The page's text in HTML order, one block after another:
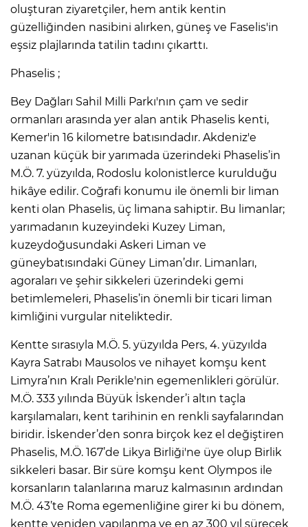
oluşturan ziyaretçiler, hem antik kentin
güzelliğinden nasibini alırken, güneş ve Faselis'in
eşsiz plajlarında tatilin tadını çıkarttı.
Phaselis ;
Bey Dağları Sahil Milli Parkı'nın çam ve sedir
ormanları arasında yer alan antik Phaselis kenti,
Kemer'in 16 kilometre batısındadır. Akdeniz'e
uzanan küçük bir yarımada üzerindeki Phaselis’in
M.Ö. 7. yüzyılda, Rodoslu kolonistlerce kurulduğu
hikâye edilir. Coğrafi konumu ile önemli bir liman
kenti olan Phaselis, üç limana sahiptir. Bu limanlar;
yarımadanın kuzeyindeki Kuzey Liman,
kuzeydoğusundaki Askeri Liman ve
güneybatısındaki Güney Liman’dır. Limanları,
agoraları ve şehir sikkeleri üzerindeki gemi
betimlemeleri, Phaselis’in önemli bir ticari liman
kimliğini vurgular niteliktedir.
Kentte sırasıyla M.Ö. 5. yüzyılda Pers, 4. yüzyılda
Kayra Satrabı Mausolos ve nihayet komşu kent
Limyra’nın Kralı Perikle'nin egemenlikleri görülür.
M.Ö. 333 yılında Büyük İskender’i altın taçla
karşılamaları, kent tarihinin en renkli sayfalarından
biridir. İskender’den sonra birçok kez el değiştiren
Phaselis, M.Ö. 167’de Likya Birliği'ne üye olup Birlik
sikkeleri basar. Bir süre komşu kent Olympos ile
korsanların talanlarına maruz kalmasının ardından
M.Ö. 43’te Roma egemenliğine girer ki bu dönem,
kentte yeniden yapılanma ve en az 300 yıl sürecek